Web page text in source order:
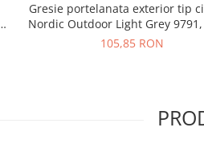
Gresie portelanata exterior tip
Nordic Outdoor Light Grey 9791,
cm, gri, finisaj mat
105,85 RON